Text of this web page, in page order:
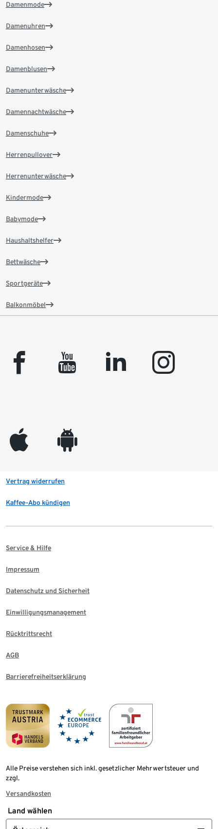
Damenmode
Damenuhren
Damenhosen
Damenblusen
Damenunterwäsche
Damennachtwäsche
Damenschuhe
Herrenpullover
Herrenunterwäsche
Kindermode
Babymode
Haushaltshelfer
Bettwäsche
Sportgeräte
Balkonmöbel
facebook youtube linkedin instagram
appleinc android
Vertrag widerrufen
Kaffee-Abo kündigen
Service & Hilfe
Impressum
Datenschutz und Sicherheit
Einwilligungsmanagement
Rücktrittsrecht
AGB
Barrierefreiheitserklärung
Alle Preise verstehen sich inkl. gesetzlicher Mehrwertsteuer und
zzgl.
Versandkosten
Land wählen